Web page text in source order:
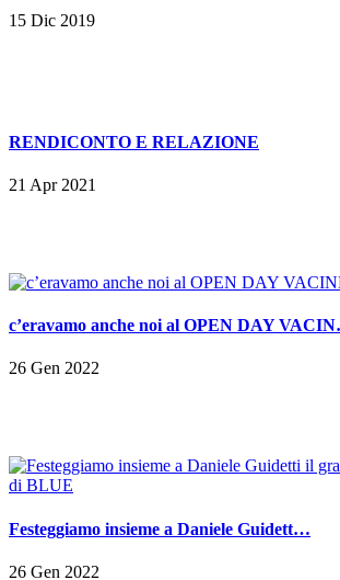
15 Dic 2019
RENDICONTO E RELAZIONE
21 Apr 2021
c’eravamo anche noi al OPEN DAY
26 Gen 2022
Festeggiamo insieme a Daniele Guidett…
26 Gen 2022